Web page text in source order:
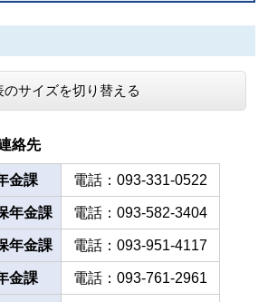
のサイズを切り替える
絡先
金課 電話：093-331-0522
年金課 電話：093-582-3404
年金課 電話：093-951-4117
金課 電話：093-761-2961